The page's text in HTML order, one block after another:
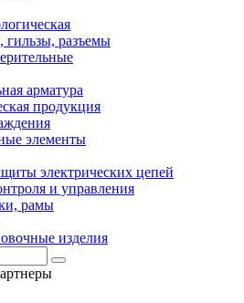
гильзы, разъемы
арматура
продукция
элементы
электрических цепей
и управления
рамы
изделия